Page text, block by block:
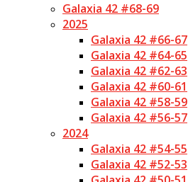
Galaxia 42 #68-69
2025
Galaxia 42 #66-67
Galaxia 42 #64-65
Galaxia 42 #62-63
Galaxia 42 #60-61
Galaxia 42 #58-59
Galaxia 42 #56-57
2024
Galaxia 42 #54-55
Galaxia 42 #52-53